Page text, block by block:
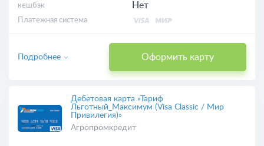
кешбэк Нет
Платежная система
Оформить карту
Подробнее
Дебетовая карта «Тариф
Льготный_Максимум (Visa Classic / Мир
Привилегия)»
Агропромкредит